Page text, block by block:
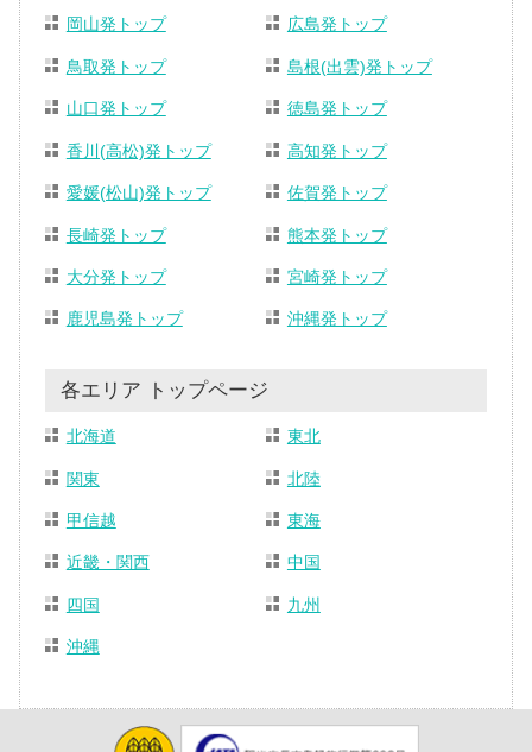
岡山発トップ 広島発トップ
鳥取発トップ 島根(出雲)発トップ
山口発トップ 徳島発トップ
香川(高松)発トップ 高知発トップ
愛媛(松山)発トップ 佐賀発トップ
長崎発トップ 熊本発トップ
大分発トップ 宮崎発トップ
鹿児島発トップ 沖縄発トップ
各エリア トップページ
北海道 東北
関東 北陸
甲信越 東海
近畿・関西 中国
四国 九州
沖縄